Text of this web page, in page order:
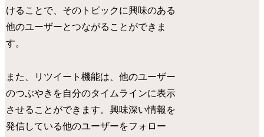
けることで、そのトピックに興味のある
他のユーザーとつながることができま
す。
また、リツイート機能は、他のユーザー
のつぶやきを自分のタイムラインに表示
させることができます。興味深い情報を
発信している他のユーザーをフォロー